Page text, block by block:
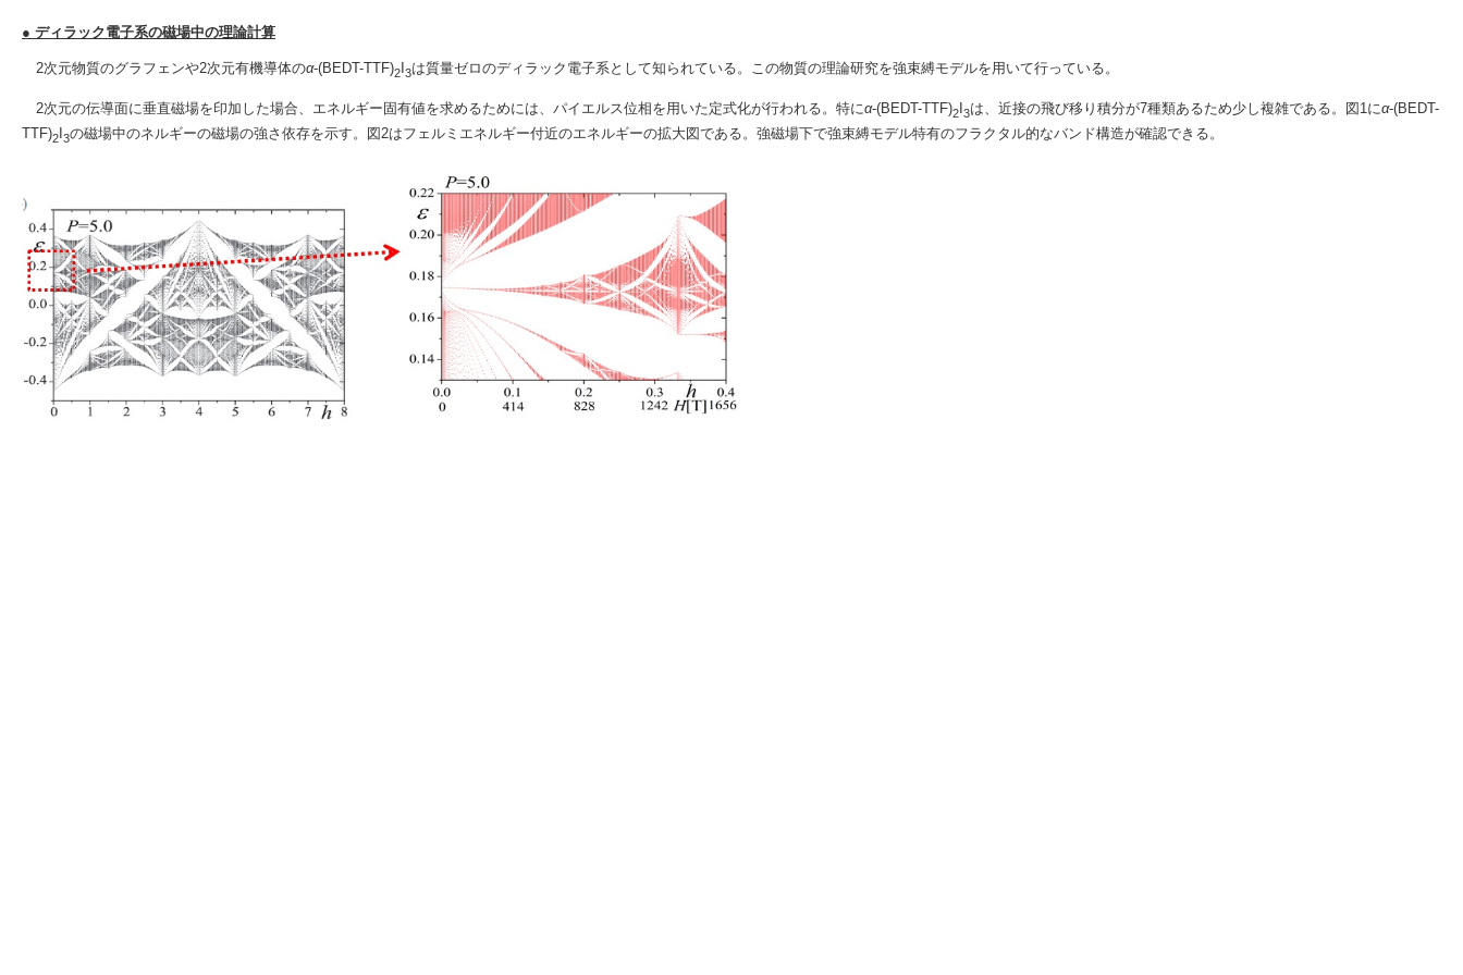
● ディラック電子系の磁場中の理論計算
2次元物質のグラフェンや2次元有機導体のα-(BEDT-TTF)2 3は質量ゼロのディラック電子系として知られている。この物質の理論研究を強束縛モデルを用いて行っている。
2次元の伝導面に垂直磁場を印加した場合、エネルギー固有値を求めるためには、パイエルス位相を用いた定式化が行われる。特にα-(BEDT-TTF)2I3は、近接の飛び移り積分が7種類あるため少し複雑である。図1にα-(BEDT-
TTF)2 3の磁場中のネルギーの磁場の強さ依存を示す。図2はフェルミエネルギー付近のエネルギーの拡大図である。強磁場下で強束縛モデル特有のフラクタル的なバンド構造が確認できる。